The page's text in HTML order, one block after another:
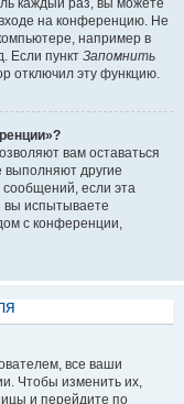
каждый раз, вы можете
на конференцию. Не
например в
Если пункт Запомнить
отключил эту функцию.
вам оставаться
выполняют другие
сообщений, если эта
вы испытываете
с конференции,
все ваши
Чтобы изменить их,
и перейдите по